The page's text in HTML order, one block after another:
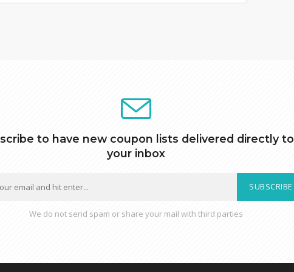
to have new coupon lists delivered directly to
your inbox
SUBSCRIBE
We do not send spam or share your mail with third parties